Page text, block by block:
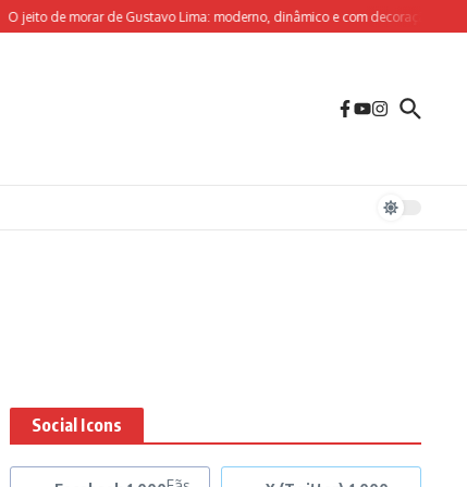
O jeito de morar de Gustavo Lima: moderno, dinâmico e com decoração sob
Social Icons